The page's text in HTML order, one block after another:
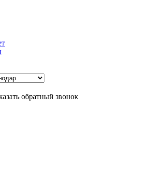
обратный звонок